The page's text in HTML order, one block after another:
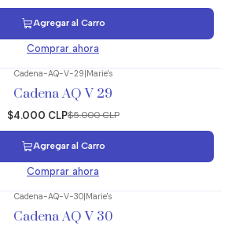
Agregar al Carro
Comprar ahora
Cadena-AQ-V-29|Marie's
Cadena AQ V 29
$4.000 CLP$5.000 CLP
Agregar al Carro
Comprar ahora
Cadena-AQ-V-30 Marie's
Cadena AQ V 30